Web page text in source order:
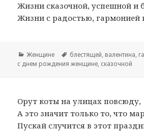
Жизни сказочной, успешной и
Жизни с радостью, гармонией
Рубрики
Женщине Метки
блестящей, валентина,
с днем рождения женщине, сказочной
Орут коты на улицах повсюду,
А это значит только то, что
Пускай случится в этот